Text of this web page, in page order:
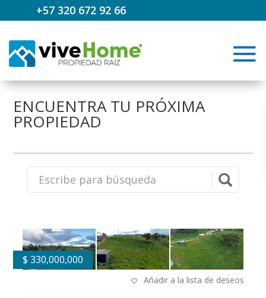
+57 320 672 92 66
ENCUENTRA TU PRÓXIMA
PROPIEDAD
$ 330,000,000
Añadir a la lista de deseos